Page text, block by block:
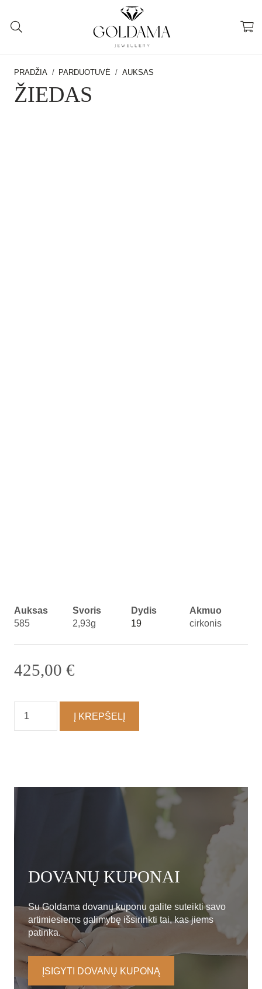
PRADŽIA / PARDUOTUVĖ / AUKSAS
ŽIEDAS
Auksas
585
Svoris
2,93g
Dydis
19
Akmuo
cirkonis
425,00 €
kiekis:
Žiedas
Į KREPŠELĮ
DOVANŲ KUPONAI
Su Goldama dovanų kuponu galite suteikti savo
artimiesiems galimybę išsirinkti tai, kas jiems
patinka.
ĮSIGYTI DOVANŲ KUPONĄ